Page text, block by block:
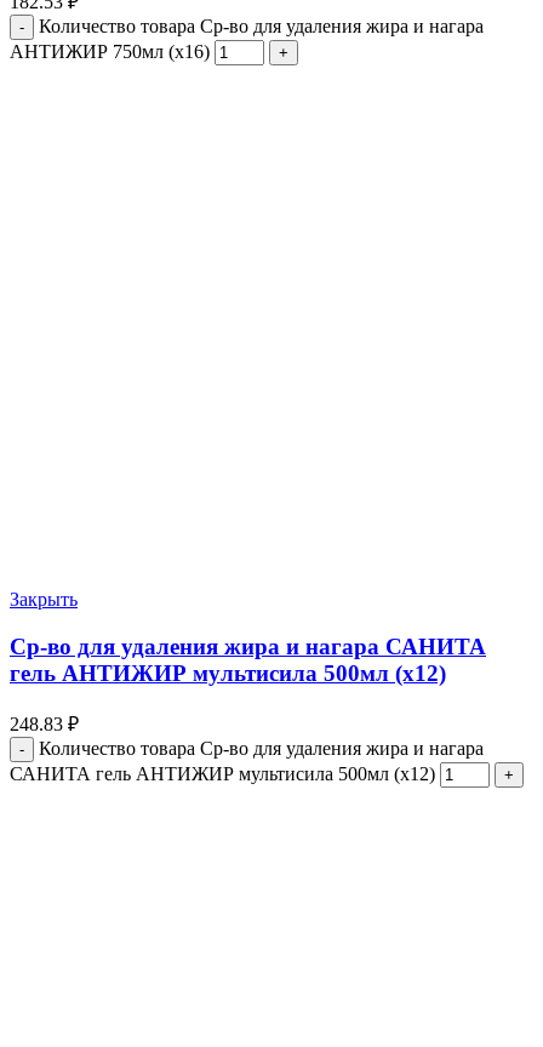
Количество товара Cр-во для удаления жира и нагара
АНТИЖИР 750мл (х16)
Закрыть
Cр-во для удаления жира и нагара САНИТА
гель АНТИЖИР мультисила 500мл (х12)
248.83 ₽
Количество товара Cр-во для удаления жира и нагара
САНИТА гель АНТИЖИР мультисила 500мл (х12)